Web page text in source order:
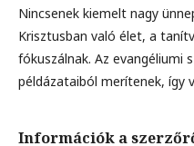
Nincsenek kiemelt nagy
Krisztusban való élet, a
fókuszálnak. Az evangéliumi
példázataiból merítenek, így
Információk a